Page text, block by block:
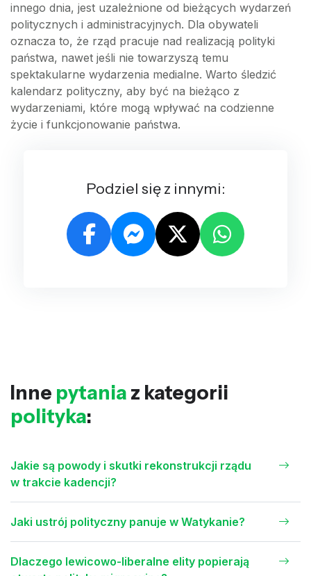
innego dnia, jest uzależnione od bieżących wydarzeń
politycznych i administracyjnych. Dla obywateli
oznacza to, że rząd pracuje nad realizacją polityki
państwa, nawet jeśli nie towarzyszą temu
spektakularne wydarzenia medialne. Warto śledzić
kalendarz polityczny, aby być na bieżąco z
wydarzeniami, które mogą wpływać na codzienne
życie i funkcjonowanie państwa.
Podziel się z innymi:
Inne pytania z kategorii
polityka:
Jakie są powody i skutki rekonstrukcji rządu
w trakcie kadencji?
Jaki ustrój polityczny panuje w Watykanie?
Dlaczego lewicowo-liberalne elity popierają